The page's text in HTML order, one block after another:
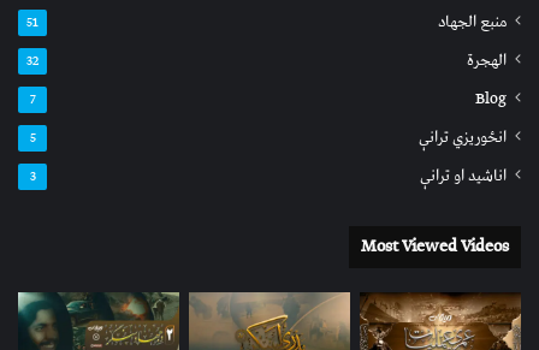
منبع الجهاد 51
الهجرة 32
Blog
7
انځوریزي ترانې 5
اناشید او ترانې 3
Most Viewed Videos